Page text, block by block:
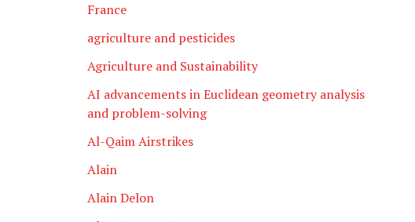
France
agriculture and pesticides
Agriculture and Sustainability
AI advancements in Euclidean geometry analysis
and problem-solving
Al-Qaim Airstrikes
Alain
Alain Delon